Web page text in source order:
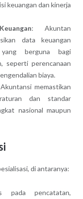
keuangan dan kinerja
: Akuntan
data keuangan
berguna bagi
seperti perencanaan
biaya.
memastikan
dan standar
nasional maupun
di antaranya:
pada pencatatan,